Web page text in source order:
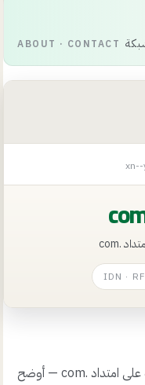
ABOUT · CONTACT
xn--
.com
IDN ·
على امتداد .com
— أوضح